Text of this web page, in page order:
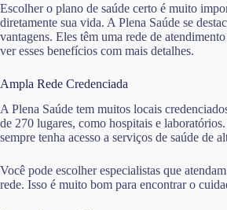
Escolher o plano de saúde certo é muito
diretamente sua vida. A Plena Saúde se
vantagens. Eles têm uma rede de
ver esses benefícios com mais detalhes.
Ampla Rede Credenciada
A Plena Saúde tem muitos locais
de 270 lugares, como hospitais e
sempre tenha acesso a serviços de saúde de
Você pode escolher especialistas que
rede. Isso é muito bom para encontrar o